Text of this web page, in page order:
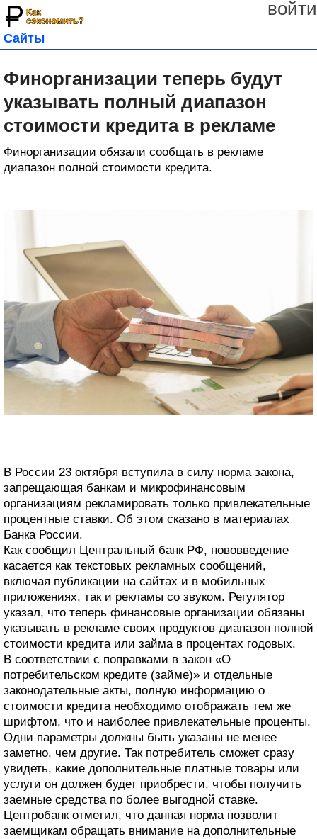
войти
Сайты
Финорганизации теперь будут
указывать полный диапазон
стоимости кредита в рекламе
Финорганизации обязали сообщать в рекламе
диапазон полной стоимости кредита.
В России 23 октября вступила в силу норма закона,
запрещающая банкам и микрофинансовым
организациям рекламировать только привлекательные
процентные ставки. Об этом сказано в материалах
Банка России.
Как сообщил Центральный банк РФ, нововведение
касается как текстовых рекламных сообщений,
включая публикации на сайтах и в мобильных
приложениях, так и рекламы со звуком. Регулятор
указал, что теперь финансовые организации обязаны
указывать в рекламе своих продуктов диапазон полной
стоимости кредита или займа в процентах годовых.
В соответствии с поправками в закон «О
потребительском кредите (займе)» и отдельные
законодательные акты, полную информацию о
стоимости кредита необходимо отображать тем же
шрифтом, что и наиболее привлекательные проценты.
Одни параметры должны быть указаны не менее
заметно, чем другие. Так потребитель сможет сразу
увидеть, какие дополнительные платные товары или
услуги он должен будет приобрести, чтобы получить
заемные средства по более выгодной ставке.
Центробанк отметил, что данная норма позволит
заемщикам обращать внимание на дополнительные